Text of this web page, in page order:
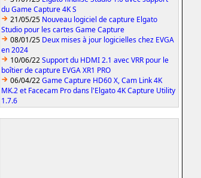
du Game Capture 4K S
21/05/25 Nouveau logiciel de capture Elgato
Studio pour les cartes Game Capture
08/01/25 Deux mises à jour logicielles chez EVGA
en 2024
10/06/22Support du HDMI 2.1 avec VRR pour le
boîtier de capture EVGA XR1 PRO
06/04/22Game Capture HD60 X, Cam Link 4K
MK.2 et Facecam Pro dans l'Elgato 4K Capture Utility
1.7.6